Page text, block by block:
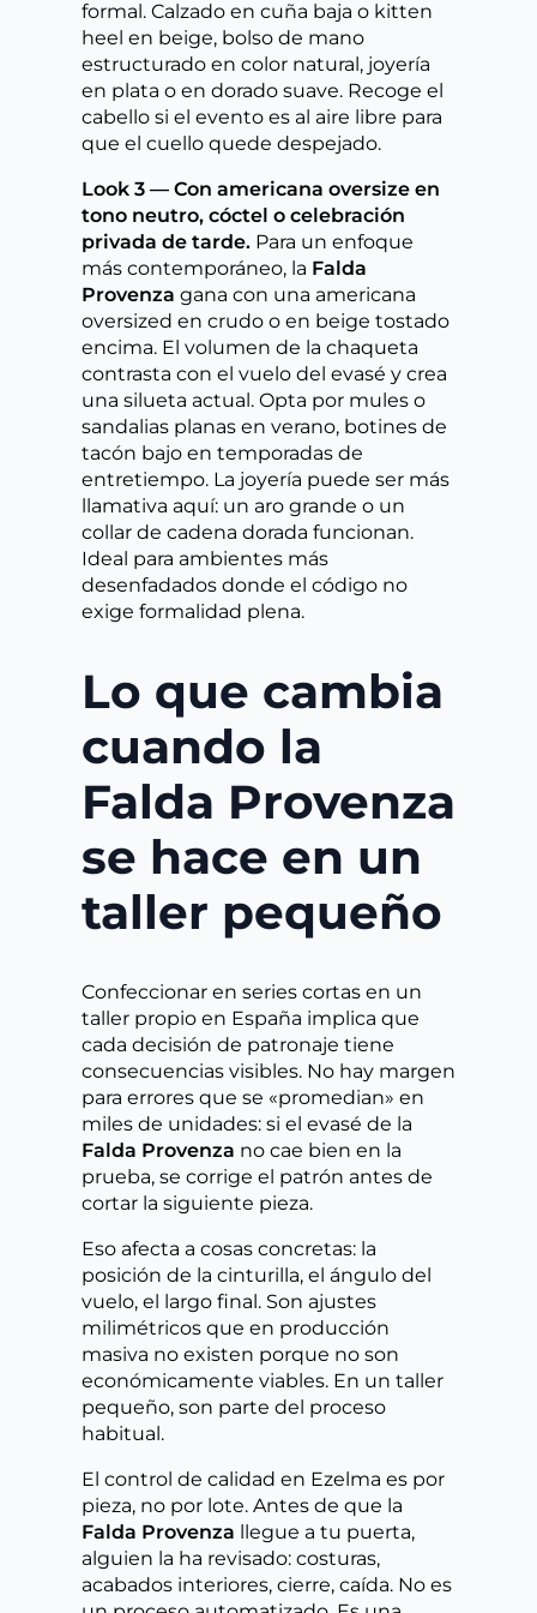
formal. Calzado en cuña baja o kitten
heel en beige, bolso de mano
estructurado en color natural, joyería
en plata o en dorado suave. Recoge el
cabello si el evento es al aire libre para
que el cuello quede despejado.
Look 3 — Con americana oversize en
tono neutro, cóctel o celebración
privada de tarde. Para un enfoque
más contemporáneo, la Falda
Provenza gana con una americana
oversized en crudo o en beige tostado
encima. El volumen de la chaqueta
contrasta con el vuelo del evasé y crea
una silueta actual. Opta por mules o
sandalias planas en verano, botines de
tacón bajo en temporadas de
entretiempo. La joyería puede ser más
llamativa aquí: un aro grande o un
collar de cadena dorada funcionan.
Ideal para ambientes más
desenfadados donde el código no
exige formalidad plena.
Lo que cambia
cuando la
Falda Provenza
se hace en un
taller pequeño
Confeccionar en series cortas en un
taller propio en España implica que
cada decisión de patronaje tiene
consecuencias visibles. No hay margen
para errores que se «promedian» en
miles de unidades: si el evasé de la
Falda Provenza no cae bien en la
prueba, se corrige el patrón antes de
cortar la siguiente pieza.
Eso afecta a cosas concretas: la
posición de la cinturilla, el ángulo del
vuelo, el largo final. Son ajustes
milimétricos que en producción
masiva no existen porque no son
económicamente viables. En un taller
pequeño, son parte del proceso
habitual.
El control de calidad en Ezelma es por
pieza, no por lote. Antes de que la
Falda Provenza llegue a tu puerta,
alguien la ha revisado: costuras,
acabados interiores, cierre, caída. No es